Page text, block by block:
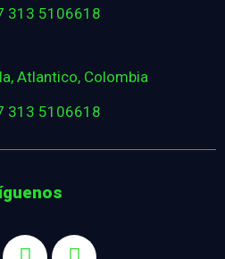
313 5106618
Atlantico, Colombia
313 5106618